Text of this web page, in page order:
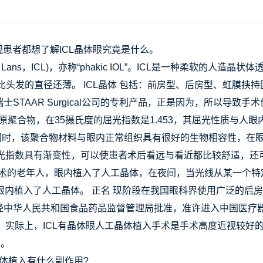
患者都想了解ICL晶体眼究竟是什么。
，ICL)，亦称“phakic IOL”。ICL是一种柔软的人造晶状体
发的直径还薄。 ICL晶体 包括：前房型、后房型、虹膜挟
STAAR Surgical公司的专利产品，正是因为，所以导致手
聚合物，在35摄氏度的屈光指数是1.453，其屈光性质与人
，该聚合物材料与眼内正常组织具有很好的生物相容性，在
数具有渐变性，可以使患者术后看远与看近都比较舒适，
的老年人，眼内植入了人工晶体，在夜间，当光线从某一个
植入了人工晶体。 正名 现阶段在我国眼科界使用广泛的后
华人民共和国食品药品监督管理局批准，准许进入中国医
际上，ICL有晶体眼人工晶体植入手术是手术高度近视较好
植入有什么副作用?